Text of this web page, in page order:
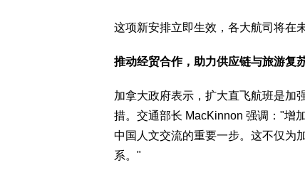
这项新安排立即生效，各大航司将在
推动经贸合作，助力供应链与旅游复
加拿大政府表示，扩大直飞航班是加
措。交通部长 MacKinnon 强调："增
中国人文交流的重要一步。这不仅为
系。"